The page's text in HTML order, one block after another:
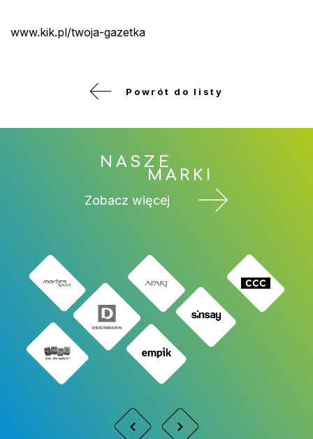
www.kik.pl/twoja-gazetka
Powrót do listy
NASZE
MARKI
Zobacz więcej